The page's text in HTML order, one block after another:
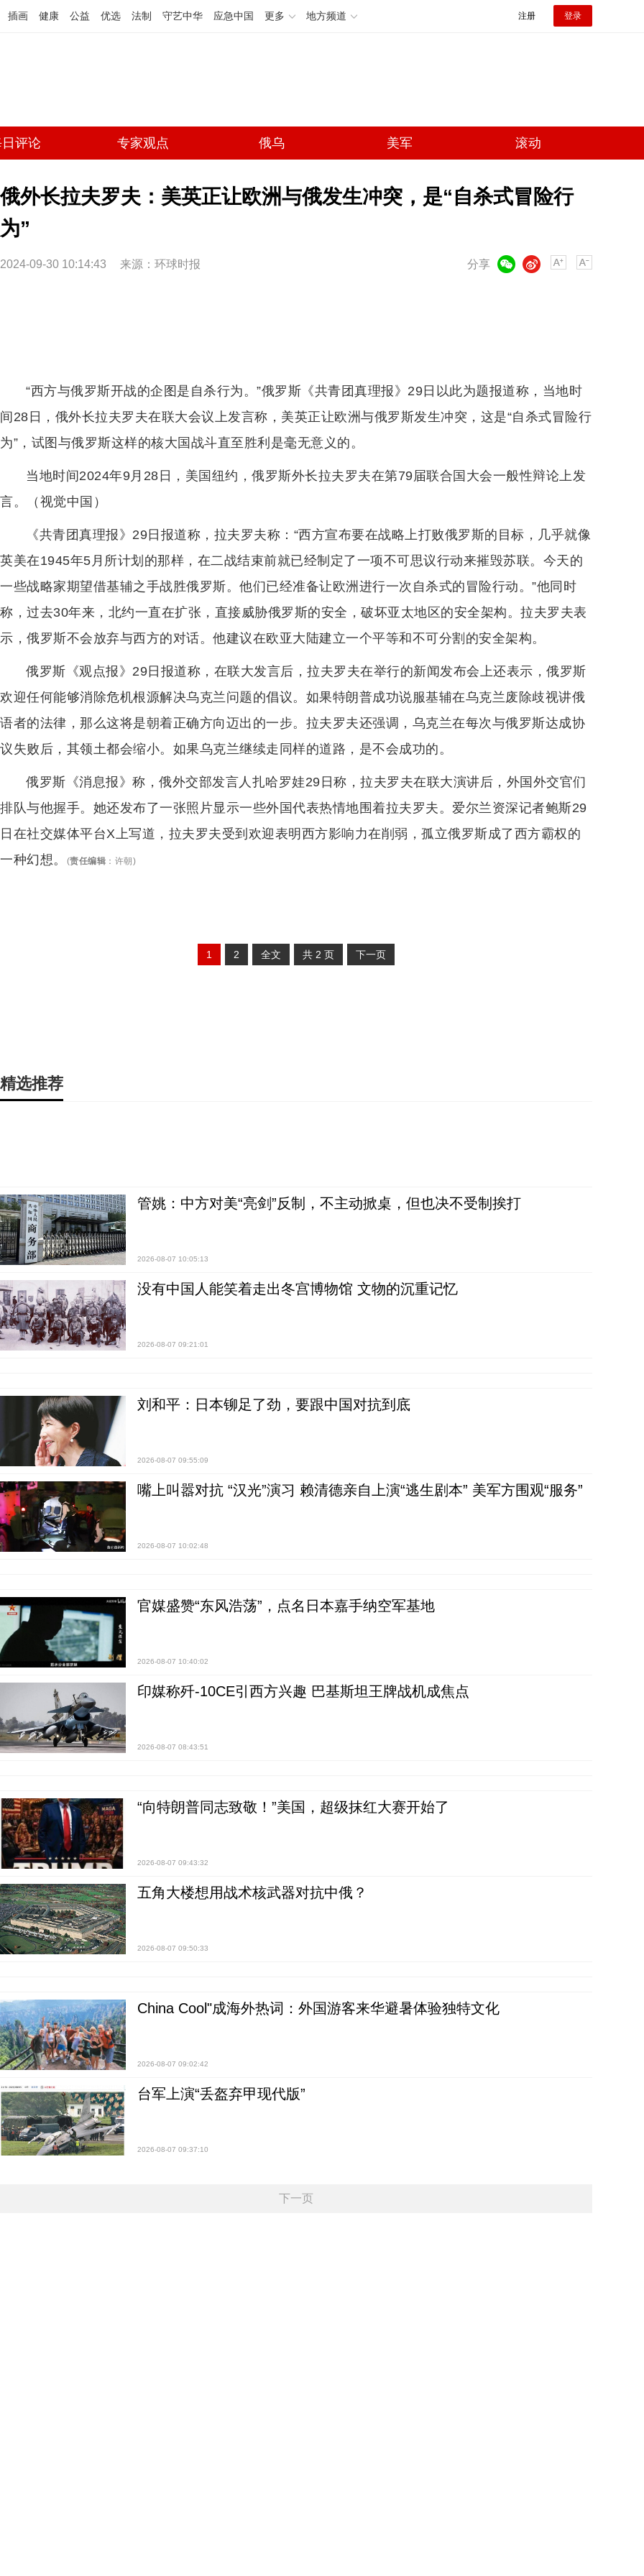
插画 健康 公益 优选 法制 守艺中华 应急中国 更多 地方频道 注册 登录
评论 专家观点 俄乌 美军 滚动
俄外长拉夫罗夫：美英正让欧洲与俄发生冲突，是“自杀式冒险行
为”
2024-09-30 10:14:43 来源：环球时报 分享
微博
“西方与俄罗斯开战的企图是自杀行为。”俄罗斯《共青团真理报》29日以此为题报道称，当地时
间28日，俄外长拉夫罗夫在联大会议上发言称，美英正让欧洲与俄罗斯发生冲突，这是“自杀式冒险行
为”，试图与俄罗斯这样的核大国战斗直至胜利是毫无意义的。
当地时间2024年9月28日，美国纽约，俄罗斯外长拉夫罗夫在第79届联合国大会一般性辩论上发
言。（视觉中国）
《共青团真理报》29日报道称，拉夫罗夫称：“西方宣布要在战略上打败俄罗斯的目标，几乎就像
英美在1945年5月所计划的那样，在二战结束前就已经制定了一项不可思议行动来摧毁苏联。今天的
一些战略家期望借基辅之手战胜俄罗斯。他们已经准备让欧洲进行一次自杀式的冒险行动。”他同时
称，过去30年来，北约一直在扩张，直接威胁俄罗斯的安全，破坏亚太地区的安全架构。拉夫罗夫表
示，俄罗斯不会放弃与西方的对话。他建议在欧亚大陆建立一个平等和不可分割的安全架构。
俄罗斯《观点报》29日报道称，在联大发言后，拉夫罗夫在举行的新闻发布会上还表示，俄罗斯
欢迎任何能够消除危机根源解决乌克兰问题的倡议。如果特朗普成功说服基辅在乌克兰废除歧视讲俄
语者的法律，那么这将是朝着正确方向迈出的一步。拉夫罗夫还强调，乌克兰在每次与俄罗斯达成协
议失败后，其领土都会缩小。如果乌克兰继续走同样的道路，是不会成功的。
俄罗斯《消息报》称，俄外交部发言人扎哈罗娃29日称，拉夫罗夫在联大演讲后，外国外交官们
排队与他握手。她还发布了一张照片显示一些外国代表热情地围着拉夫罗夫。爱尔兰资深记者鲍斯29
日在社交媒体平台X上写道，拉夫罗夫受到欢迎表明西方影响力在削弱，孤立俄罗斯成了西方霸权的
一种幻想。
(责任编辑 ： 许朝 )
1 2 全文 共 2 页 下一页
精选推荐
管姚：中方对美“亮剑”反制，不主动掀桌，但也决不受制挨打
2026-08-07 10:05:13
没有中国人能笑着走出冬宫博物馆 文物的沉重记忆
2026-08-07 09:21:01
刘和平：日本铆足了劲，要跟中国对抗到底
2026-08-07 09:55:09
嘴上叫嚣对抗 “汉光”演习 赖清德亲自上演“逃生剧本” 美军方围观“服务”
2026-08-07 10:02:48
官媒盛赞“东风浩荡”，点名日本嘉手纳空军基地
2026-08-07 10:40:02
印媒称歼-10CE引西方兴趣 巴基斯坦王牌战机成焦点
2026-08-07 08:43:51
“向特朗普同志致敬！”美国，超级抹红大赛开始了
2026-08-07 09:43:32
五角大楼想用战术核武器对抗中俄？
2026-08-07 09:50:33
China Cool"成海外热词：外国游客来华避暑体验独特文化
2026-08-07 09:02:42
台军上演“丢盔弃甲现代版”
2026-08-07 09:37:10
下一页